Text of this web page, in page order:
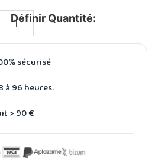
Définir Quantité:
sécurisé
à 96 heures.
> 90 €